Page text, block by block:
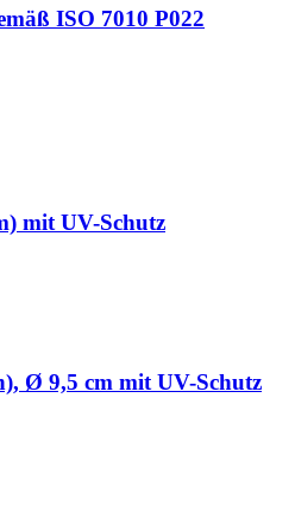
ISO 7010 P022
mit UV-Schutz
Ø 9,5 cm mit UV-Schutz